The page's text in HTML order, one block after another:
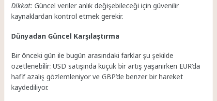
Dikkat: Güncel veriler anlık değişebileceği için güvenilir
kaynaklardan kontrol etmek gerekir.
Dünyadan Güncel Karşılaştırma
Bir önceki gün ile bugün arasındaki farklar şu şekilde
özetlenebilir: USD satışında küçük bir artış yaşanırken EUR’da
hafif azalış gözlemleniyor ve GBP’de benzer bir hareket
kaydediliyor.